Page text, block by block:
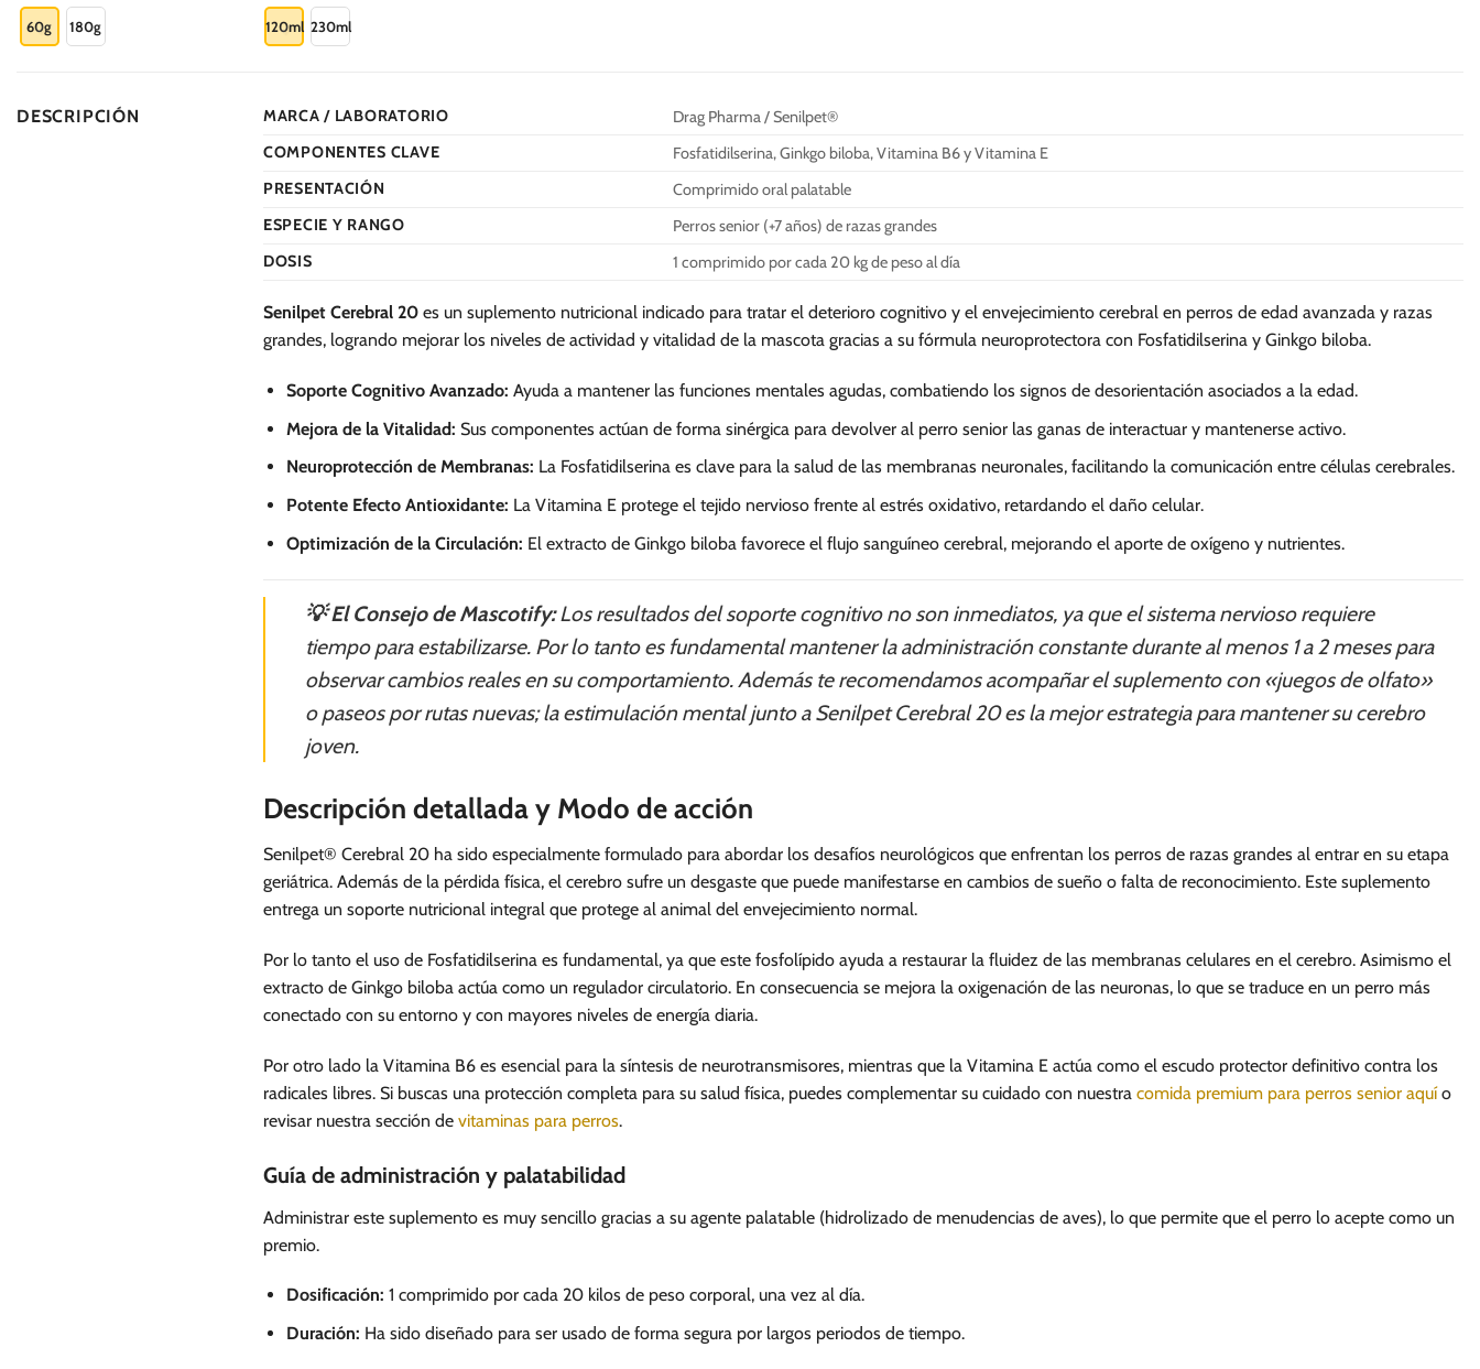
Las
60g 180g
Las
opciones
elegir
página
de
producto
120ml 230ml
DESCRIPCIÓN MARCA / LABORATORIO
Drag Pharma / Senilpet®
COMPONENTES CLAVE
Fosfatidilserina, Ginkgo biloba, Vitamina B6 y Vitamina E
PRESENTACIÓN
Comprimido oral palatable
ESPECIE Y RANGO
Perros senior (+7 años) de razas grandes
DOSIS
1 comprimido por cada 20 kg de peso al día
Senilpet Cerebral 20 es un suplemento nutricional indicado para tratar el deterioro cognitivo y el envejecimiento cerebral en perros de edad avanzada y razas
grandes, logrando mejorar los niveles de actividad y vitalidad de la mascota gracias a su fórmula neuroprotectora con Fosfatidilserina y Ginkgo biloba.
Soporte Cognitivo Avanzado: Ayuda a mantener las funciones mentales agudas, combatiendo los signos de desorientación asociados a la edad.
Mejora de la Vitalidad: Sus componentes actúan de forma sinérgica para devolver al perro senior las ganas de interactuar y mantenerse activo.
Neuroprotección de Membranas: La Fosfatidilserina es clave para la salud de las membranas neuronales, facilitando la comunicación entre células cerebrales.
Potente Efecto Antioxidante: La Vitamina E protege el tejido nervioso frente al estrés oxidativo, retardando el daño celular.
Optimización de la Circulación: El extracto de Ginkgo biloba favorece el flujo sanguíneo cerebral, mejorando el aporte de oxígeno y nutrientes.
💡 El Consejo de Mascotify:Los resultados del soporte cognitivo no son inmediatos, ya que el sistema nervioso requiere
tiempo para estabilizarse. Por lo tanto es fundamental mantener la administración constante durante al menos 1 a 2 meses para
observar cambios reales en su comportamiento. Además te recomendamos acompañar el suplemento con «juegos de olfato»
o paseos por rutas nuevas; la estimulación mental junto a Senilpet Cerebral 20 es la mejor estrategia para mantener su cerebro
joven.
Descripción detallada y Modo de acción
Senilpet® Cerebral 20 ha sido especialmente formulado para abordar los desafíos neurológicos que enfrentan los perros de razas grandes al entrar en su etapa
geriátrica. Además de la pérdida física, el cerebro sufre un desgaste que puede manifestarse en cambios de sueño o falta de reconocimiento. Este suplemento
entrega un soporte nutricional integral que protege al animal del envejecimiento normal.
Por lo tanto el uso de Fosfatidilserina es fundamental, ya que este fosfolípido ayuda a restaurar la fluidez de las membranas celulares en el cerebro. Asimismo el
extracto de Ginkgo biloba actúa como un regulador circulatorio. En consecuencia se mejora la oxigenación de las neuronas, lo que se traduce en un perro más
conectado con su entorno y con mayores niveles de energía diaria.
Por otro lado la Vitamina B6 es esencial para la síntesis de neurotransmisores, mientras que la Vitamina E actúa como el escudo protector definitivo contra los
radicales libres. Si buscas una protección completa para su salud física, puedes complementar su cuidado con nuestra comida premium para perros senior aquío
revisar nuestra sección de vitaminas para perros.
Guía de administración y palatabilidad
Administrar este suplemento es muy sencillo gracias a su agente palatable (hidrolizado de menudencias de aves), lo que permite que el perro lo acepte como un
premio.
Dosificación: 1 comprimido por cada 20 kilos de peso corporal, una vez al día.
Duración: Ha sido diseñado para ser usado de forma segura por largos periodos de tiempo.